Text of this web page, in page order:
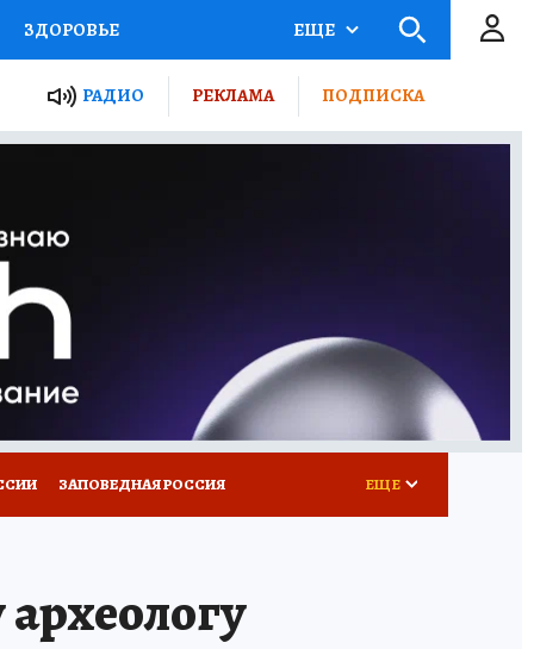
ЗДОРОВЬЕ
РОССИИ
ПУТЕВОДИТЕЛЬ
ПОТРЕБИТЕЛЯ
ЕЩЕ
РАДИО РЕКЛАМА ПОДПИСКА
ЗАПОВЕДНАЯ РОССИЯ ЕЩЕ